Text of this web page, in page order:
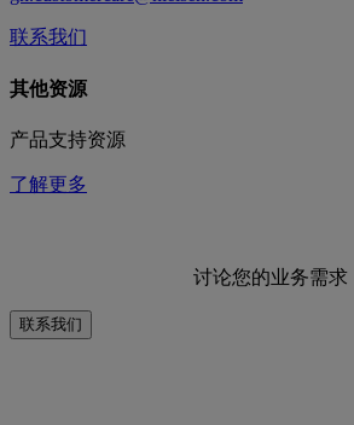
联系我们
其他资源
产品支持资源
了解更多
讨论您的业务需求
联系我们